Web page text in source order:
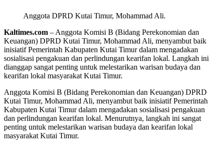
Anggota DPRD Kutai Timur, Mohammad Ali.
Kaltimes.com – Anggota Komisi B (Bidang Perekonomian dan
Keuangan) DPRD Kutai Timur, Mohammad Ali, menyambut baik
inisiatif Pemerintah Kabupaten Kutai Timur dalam mengadakan
sosialisasi pengakuan dan perlindungan kearifan lokal. Langkah ini
dianggap sangat penting untuk melestarikan warisan budaya dan
kearifan lokal masyarakat Kutai Timur.
Anggota Komisi B (Bidang Perekonomian dan Keuangan) DPRD
Kutai Timur, Mohammad Ali, menyambut baik inisiatif Pemerintah
Kabupaten Kutai Timur dalam mengadakan sosialisasi pengakuan
dan perlindungan kearifan lokal. Menurutnya, langkah ini sangat
penting untuk melestarikan warisan budaya dan kearifan lokal
masyarakat Kutai Timur.